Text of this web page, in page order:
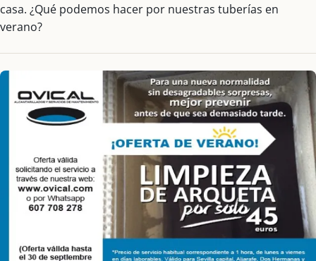
casa. ¿Qué podemos hacer por nuestras tuberías en
verano?